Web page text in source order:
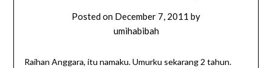
Posted on December 7, 2011 by
umihabibah
Raihan Anggara, itu namaku. Umurku sekarang 2 tahun.